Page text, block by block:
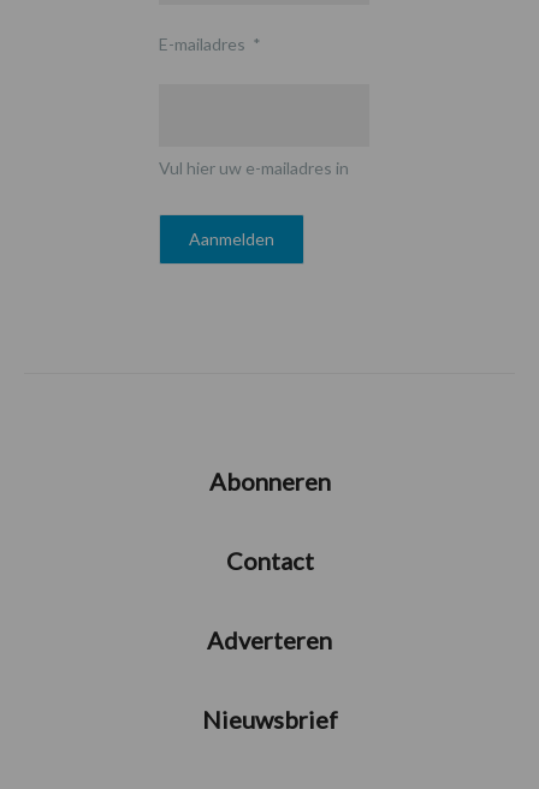
E-mailadres *
Vul hier uw e-mailadres in
Abonneren
Contact
Adverteren
Nieuwsbrief